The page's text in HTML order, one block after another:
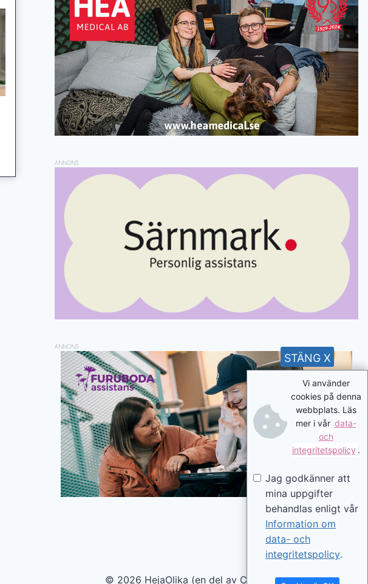
ANNONS
ANNONS
© 2026 HejaOlika (en del av Contentverkstan.se)
Vi använder
cookies på denna
webbplats. Läs
mer i vår data-
och
integritetspolicy .
Jag godkänner att
mina uppgifter
behandlas enligt vår
Information om
data- och
integritetspolicy.
STÄNG X